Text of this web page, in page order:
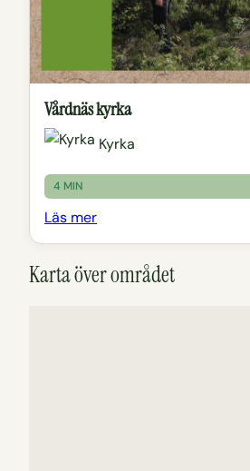
Vårdnäs kyrka
Kyrka
4 MIN
Läs mer
Karta över området